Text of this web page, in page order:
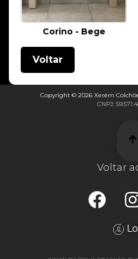
Corino - Bege
Voltar
Voltar
Copyright © 2026 Xerém
CNPJ: